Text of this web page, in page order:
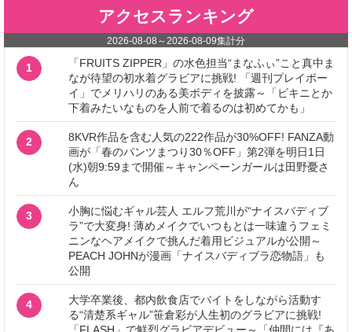
アクセスランキング
2026-08-08 ～2026-08-09集計分
1
「FRUITS ZIPPER」の水色担当“まなふぃ”こと真中ま
なが待望の初水着グラビアに挑戦! 「週刊プレイボー
イ」でメリハリのある美ボディを披露～「ビキニとか
下着みたいなものを人前で着るのは初めてかも」
2
8KVR作品を含む人気の222作品が30%OFF! FANZA動
画が「春のパンツまつり30％OFF」第2弾を明日1日
(水)朝9:59まで開催～キャンペーンガールは田野憂さ
ん
3
小胸に悩むギャル芸人 エルフ荒川が“ナイスバディブ
ラ”で大変身! 薄めメイクでいつもとは一味違うフェミ
ニンなヘアメイクで挑んだ着用ビジュアルが公開～
PEACH JOHNが漫画「ナイスバディブラ恋物語」も
公開
4
大学卒業後、都内飲食店でバイトをしながら活動す
る“清楚系ギャル”笹倉彩が人生初のグラビアに挑戦!